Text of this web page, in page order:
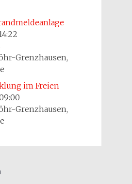
Grenzhausen,
im Freien
Grenzhausen,